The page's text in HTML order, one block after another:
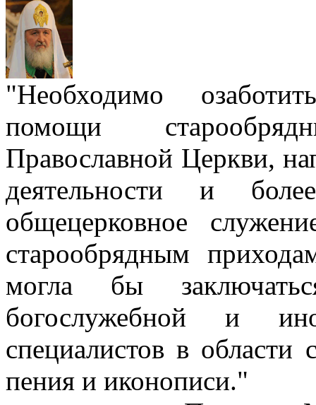
"Необходимо
помощи
Православной Церкви,
деятельности и
общецерковное
старообрядным
могла бы
богослужебной и
специалистов в области
пения и иконописи."